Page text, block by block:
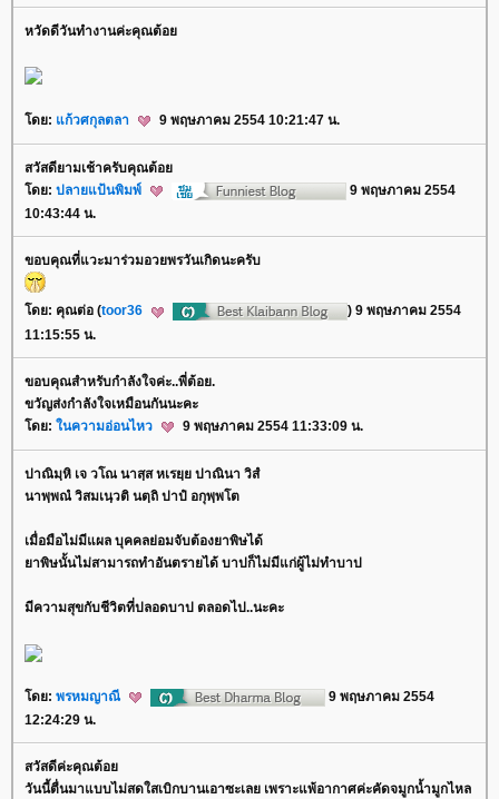
หวัดดีวันทำงานค่ะคุณต้อ
ดย: ก้วศกุลตลา 9 พฤษภาคม 2554 10:21:47 น.
สวัสดียามเช้าครับคุณต้อ
ดย: ปลายแป้นพิมพ์
9 พฤษภาคม 2554
10:43:44 น.
ขอบคุณที่แวะมาร่วมอวยพรวันเกิดนะครับ
ดย: คุณต่อ (toor36
) 9 พฤษภาคม 2554
11:15:55 น.
ขอบคุณสำหรับกำลังใจค่ะ..พี่ต้อย.
ขวัญส่งกำลังใจเหมือนกันนะคะ
ดย: นความอ่อนไหว 9 พฤษภาคม 2554 11:33:09 น.
ปาณิมฺหิ เจ วโณ นาสฺส หเรยฺย ปาณินา วิสํ
นาพฺพณํ วิสมเนฺวติ นตฺถิ ปาปํ อกุพฺพโต
เมื่อมือไม่มีแผล บุคคลย่อมจับต้องยาพิษได้
าพิษนั้นไม่สามารถทำอันตรายได้ บาปก็ไม่มีแก่ผู้ไม่ทำบาป
มีความสุขกับชีวิตที่ปลอดบาป ตลอดไป..นะคะ
ดย: พรหมญาณี
9 พฤษภาคม 2554
12:24:29 น.
สวัสดีค่ะคุณต้อ
วันนี้ตื่นมาแบบไม่สดใสเบิกบานเอาซะเลย เพราะแพ้อากาศค่ะคัดจมูกน้ำมูกไหล